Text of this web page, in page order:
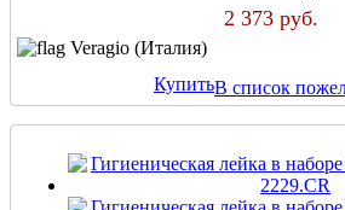
2 373 руб.
Veragio (Италия)
КупитьВ список